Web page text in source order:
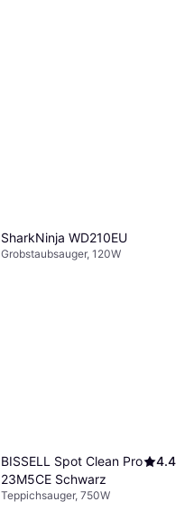
SharkNinja WD210EU
Grobstaubsauger, 120W
BISSELL Spot Clean Pro
23M5CE Schwarz
4.4
Teppichsauger, 750W